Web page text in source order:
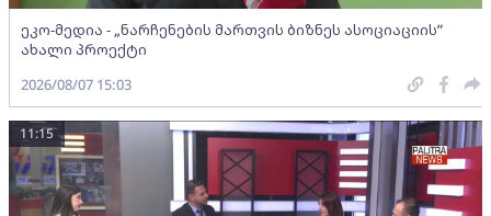
ეკო-მედია - „ნარჩენების მართვის ბიზნეს ასოციაციის”
ახალი პროექტი
2026/08/07 15:03
11:15